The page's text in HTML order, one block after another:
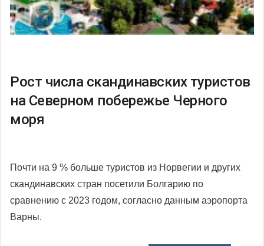
Рост числа скандинавских туристов
на Северном побережье Черного
моря
Почти на 9 % больше туристов из Норвегии и других
скандинавских стран посетили Болгарию по
сравнению с 2023 годом, согласно данным аэропорта
Варны.